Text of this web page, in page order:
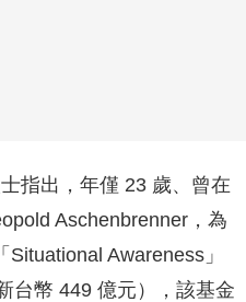
指出，年僅 23 歲、曾在
Aschenbrenner，為
Awareness」
台幣 449 億元），該基金